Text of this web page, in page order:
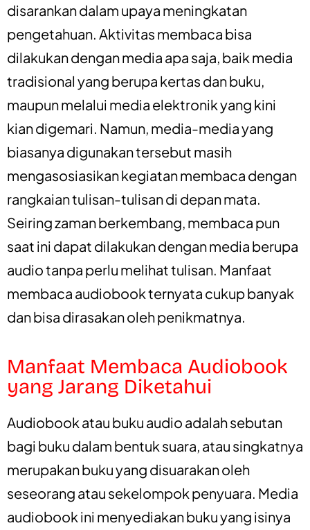
disarankan dalam upaya meningkatan
pengetahuan. Aktivitas membaca bisa
dilakukan dengan media apa saja, baik media
tradisional yang berupa kertas dan buku,
maupun melalui media elektronik yang kini
kian digemari. Namun, media-media yang
biasanya digunakan tersebut masih
mengasosiasikan kegiatan membaca dengan
rangkaian tulisan-tulisan di depan mata.
Seiring zaman berkembang, membaca pun
saat ini dapat dilakukan dengan media berupa
audio tanpa perlu melihat tulisan. Manfaat
membaca audiobook ternyata cukup banyak
dan bisa dirasakan oleh penikmatnya.
Manfaat Membaca Audiobook
yang Jarang Diketahui
Audiobook atau buku audio adalah sebutan
bagi buku dalam bentuk suara, atau singkatnya
merupakan buku yang disuarakan oleh
seseorang atau sekelompok penyuara. Media
audiobook ini menyediakan buku yang isinya